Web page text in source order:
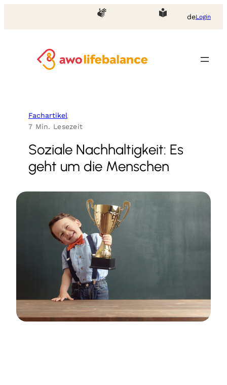
springen
deLogin
Fachartikel
7 Min. Lesezeit
Soziale Nachhaltigkeit: Es
geht um die Menschen